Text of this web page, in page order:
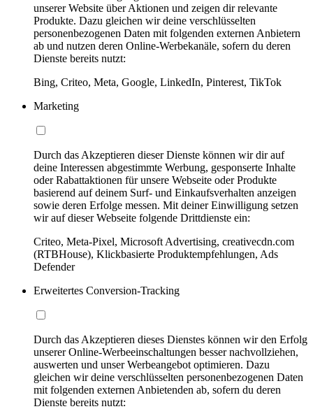
unserer Website über Aktionen und zeigen dir relevante
Produkte. Dazu gleichen wir deine verschlüsselten
personenbezogenen Daten mit folgenden externen Anbietern
ab und nutzen deren Online-Werbekanäle, sofern du deren
Dienste bereits nutzt:
Bing, Criteo, Meta, Google, LinkedIn, Pinterest, TikTok
Marketing
Durch das Akzeptieren dieser Dienste können wir dir auf
deine Interessen abgestimmte Werbung, gesponserte Inhalte
oder Rabattaktionen für unsere Webseite oder Produkte
basierend auf deinem Surf- und Einkaufsverhalten anzeigen
sowie deren Erfolge messen. Mit deiner Einwilligung setzen
wir auf dieser Webseite folgende Drittdienste ein:
Criteo, Meta-Pixel, Microsoft Advertising, creativecdn.com
(RTBHouse), Klickbasierte Produktempfehlungen, Ads
Defender
Erweitertes Conversion-Tracking
Durch das Akzeptieren dieses Dienstes können wir den Erfolg
unserer Online-Werbeeinschaltungen besser nachvollziehen,
auswerten und unser Werbeangebot optimieren. Dazu
gleichen wir deine verschlüsselten personenbezogenen Daten
mit folgenden externen Anbietenden ab, sofern du deren
Dienste bereits nutzt: